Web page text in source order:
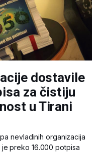
dostavile
za čistiju
u Tirani
nevladinih organizacija
preko 16.000 potpisa